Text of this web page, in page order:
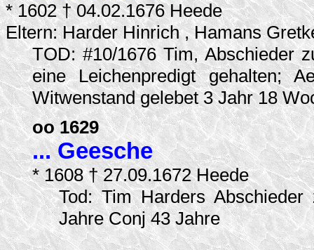
* 1602 † 04.02.1676 Heede
Eltern: Harder Hinrich , Hamans
TOD: #10/1676 Tim, Abschieder
eine Leichenpredigt gehalten;
Witwenstand gelebet 3 Jahr 18
oo 1629
... Geesche
* 1608 † 27.09.1672 Heede
Tod: Tim Harders
Jahre Conj 43 Jahre